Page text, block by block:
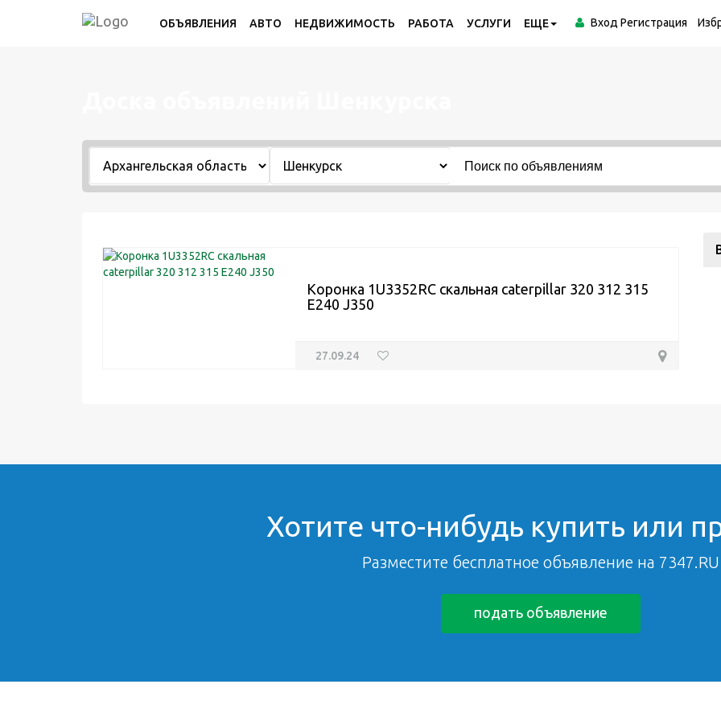
ОБЪЯВЛЕНИЯ АВТО НЕДВИЖИМОСТЬ РАБОТА УСЛУГИ ЕЩЕ Вход Регистрация
Коронка 1U3352RC скальная caterpillar 320 312 315
E240 J350
27.09.24
Хотите что-нибудь купить или
Разместите бесплатное объявление на 7347.RU
подать объявление